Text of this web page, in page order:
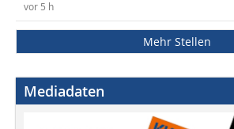
vor 5 h
Mehr Stellen
Mediadaten